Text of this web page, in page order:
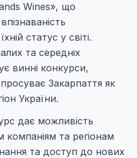
Wines», що
статус у світі.
та середніх
винні конкурси,
Закарпаття як
України.
дає можливість
та регіонам
та доступ до нових